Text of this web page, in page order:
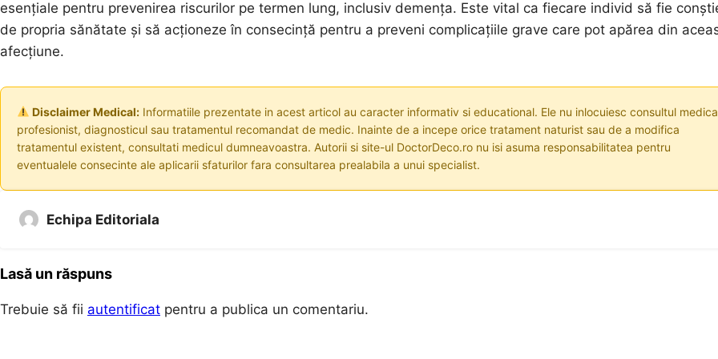
esențiale pentru prevenirea riscurilor pe termen lung, inclusiv demența. Este vital ca fiecare individ să fie
de propria sănătate și să acționeze în consecință pentru a preveni complicațiile grave care pot apărea din
afecțiune.
Disclaimer Medical:Informatiile prezentate in acest articol au caracter informativ si educational. Ele nu inlocuiesc consultul
profesionist, diagnosticul sau tratamentul recomandat de medic. Inainte de a incepe orice tratament naturist sau de a modifica
tratamentul existent, consultati medicul dumneavoastra. Autorii si site-ul DoctorDeco.ro nu isi asuma responsabilitatea pentru
eventualele consecinte ale aplicarii sfaturilor fara consultarea prealabila a unui specialist.
Echipa Editoriala
Lasă un răspuns
Trebuie să fii autentificat pentru a publica un comentariu.